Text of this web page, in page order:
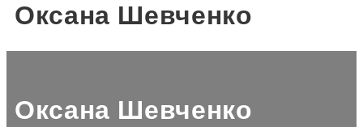
Оксана Шевченко
Оксана Шевченко